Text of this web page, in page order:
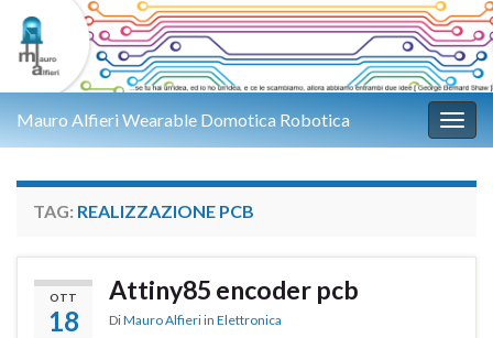
Mauro Alfieri Wearable Domotica Robotica
TAG: REALIZZAZIONE PCB
OTT
18
Attiny85 encoder pcb
DiMauro Alfieri in Elettronica